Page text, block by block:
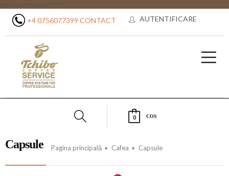
getContentType() ?>" />
+4 0756077399 CONTACT AUTENTIFICARE
0 COS
Capsule Pagina principală Cafea Capsule